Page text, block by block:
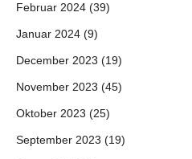
Februar 2024 (39)
Januar 2024 (9)
December 2023 (19)
November 2023 (45)
Oktober 2023 (25)
September 2023 (19)